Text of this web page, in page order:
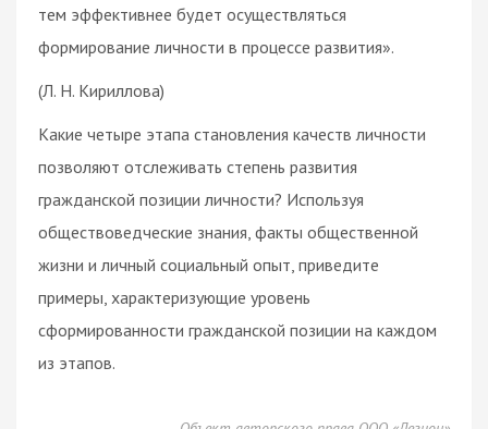
тем эффективнее будет осуществляться
формирование личности в процессе развития».
(Л. Н. Кириллова)
Какие четыре этапа становления качеств личности
позволяют отслеживать степень развития
гражданской позиции личности? Используя
обществоведческие знания, факты общественной
жизни и личный социальный опыт, приведите
примеры, характеризующие уровень
сформированности гражданской позиции на каждом
из этапов.